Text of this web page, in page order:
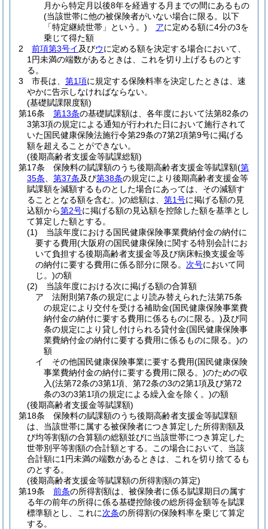
月から特定月以後8年を経過する月までの間にあるもの
(当該世帯に他の被保険者がいない場合に限る。以下
「特定継続世帯」という。)
アに定める額に4分の3を
乗じて得た額
2
前項第3号イ及びウに定める額を決定する場合において、
1円未満の端数があるときは、これを切り上げるものとす
る。
3
市長は、 第1項に規定する保険料率を決定したときは、速
やかに告示しなければならない。
(基礎賦課限度額)
第16条
第13条の基礎賦課額は、各年度において法第82条の
3第3項の規定による通知が行われた日において施行されて
いた国民健康保険法施行令第29条の7第2項第9号に掲げる
額を超えることができない。
(後期高齢者支援金等賦課総額)
第17条
保険料の賦課額のうち後期高齢者支援金等賦課額(第
35条
第37条及び第38条の規定により後期高齢者支援金等
賦課額を減額するものとした場合にあっては、その減額す
ることとなる額を含む。)の総額は、 第1号に掲げる額の見
込額から第2号に掲げる額の見込額を控除した額を基準とし
て算定した額とする。
(1)
当該年度における国民健康保険事業費納付金の納付に
要する費用(大阪府の国民健康保険に関する特別会計にお
いて負担する後期高齢者支援金等及び病床転換支援金等
の納付に要する費用に係る部分に限る。 次号において同
じ。)の額
(2)
当該年度における次に掲げる額の合算額
ア
法附則第7条の規定により読み替えられた法第75条
の規定により交付を受ける補助金(国民健康保険事業費
納付金の納付に要する費用に係るものに限る。)及び同
条の規定により貸し付けられる貸付金(国民健康保険事
業費納付金の納付に要する費用に係るものに限る。)の
額
イ
その他国民健康保険事業に要する費用(国民健康保険
事業費納付金の納付に要する費用に限る。)のための収
入(法第72条の3第1項、第72条の3の2第1項及び第72
条の3の3第1項の規定による繰入金を除く。)の額
(後期高齢者支援金等賦課額)
第18条
保険料の賦課額のうち後期高齢者支援金等賦課額
は、当該世帯に属する被保険者につき算定した所得割額及
び均等割額の合算額の総額並びに当該世帯につき算定した
世帯別平等割額の合計額とする。
この場合において、当該
合計額に1円未満の端数があるときは、これを切り捨てるも
のとする。
(後期高齢者支援金等賦課額の所得割額の算定)
第19条
前条の所得割額は、被保険者に係る賦課期日の属す
る年の前年の所得に係る基礎控除後の総所得金額等を賦課
標準額とし、これに次条の所得割の保険料率を乗じて算定
する。